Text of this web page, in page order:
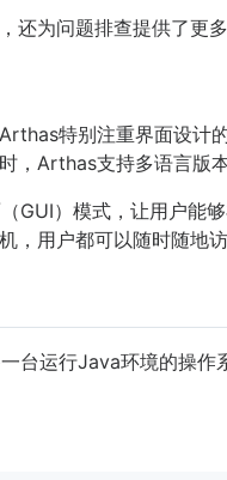
还为问题排查提供了更多
特别注重界面设计
，Arthas支持多语言版
GUI）模式，让用户能
，用户都可以随时随地
台运行Java环境的操